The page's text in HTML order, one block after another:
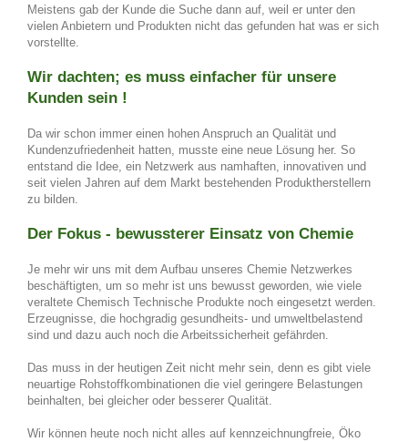
Meistens gab der Kunde die Suche dann auf, weil er unter den
vielen Anbietern und Produkten nicht das gefunden hat was er sich
vorstellte.
Wir dachten; es muss einfacher für unsere
Kunden sein !
Da wir schon immer einen hohen Anspruch an Qualität und
Kundenzufriedenheit hatten, musste eine neue Lösung her. So
entstand die Idee, ein Netzwerk aus namhaften, innovativen und
seit vielen Jahren auf dem Markt bestehenden Produktherstellern
zu bilden.
Der Fokus - bewussterer Einsatz von Chemie
Je mehr wir uns mit dem Aufbau unseres Chemie Netzwerkes
beschäftigten, um so mehr ist uns bewusst geworden, wie viele
veraltete Chemisch Technische Produkte noch eingesetzt werden.
Erzeugnisse, die hochgradig gesundheits- und umweltbelastend
sind und dazu auch noch die Arbeitssicherheit gefährden.
Das muss in der heutigen Zeit nicht mehr sein, denn es gibt viele
neuartige Rohstoffkombinationen die viel geringere Belastungen
beinhalten, bei gleicher oder besserer Qualität.
Wir können heute noch nicht alles auf kennzeichnungfreie, Öko